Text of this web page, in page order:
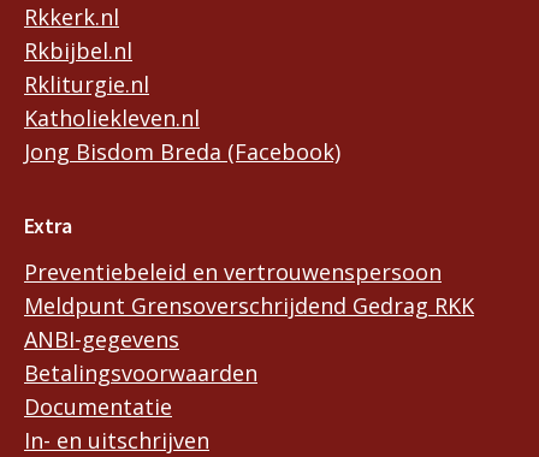
Rkkerk.nl
Rkbijbel.nl
Rkliturgie.nl
Katholiekleven.nl
Jong Bisdom Breda (Facebook)
Extra
Preventiebeleid en vertrouwenspersoon
Meldpunt Grensoverschrijdend Gedrag RKK
ANBI-gegevens
Betalingsvoorwaarden
Documentatie
In- en uitschrijven